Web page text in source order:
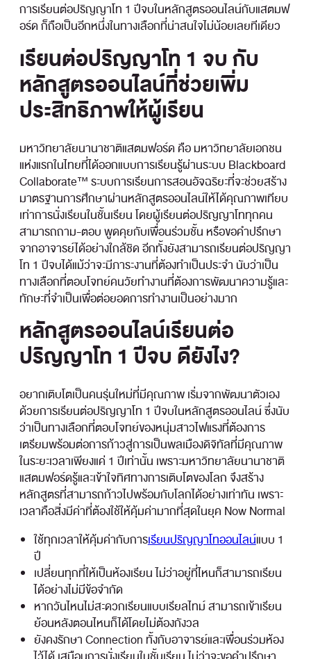
การเรียนต่อปริญญาโท 1 ปีจบในหลักสูตรออนไลน์กับแสตมฟ
อร์ด ก็ถือเป็นอีกหนึ่งในทางเลือกที่น่าสนใจไม่น้อยเลยทีเดียว
เรียนต่อปริญญาโท 1 จบ กับ
หลักสูตรออนไลน์ที่ช่วยเพิ่ม
ประสิทธิภาพให้ผู้เรียน
มหาวิทยาลัยนานาชาติแสตมฟอร์ด คือ มหาวิทยาลัยเอกชน
แห่งแรกในไทยที่ได้ออกแบบการเรียนรู้ผ่านระบบ Blackboard
Collaborate™ ระบบการเรียนการสอนอัจฉริยะที่จะช่วยสร้าง
มาตรฐานการศึกษาผ่านหลักสูตรออนไลน์ให้ได้คุณภาพเทียบ
เท่าการนั่งเรียนในชั้นเรียน โดยผู้เรียนต่อปริญญาโททุกคน
สามารถถาม-ตอบ พูดคุยกับเพื่อนร่วมชั้น หรือขอคำปรึกษา
จากอาจารย์ได้อย่างใกล้ชิด อีกทั้งยังสามารถเรียนต่อปริญญา
โท 1 ปีจบได้แม้ว่าจะมีภาระงานที่ต้องทำเป็นประจำ นับว่าเป็น
ทางเลือกที่ตอบโจทย์คนวัยทำงานที่ต้องการพัฒนาความรู้และ
ทักษะที่จำเป็นเพื่อต่อยอดการทำงานเป็นอย่างมาก
หลักสูตรออนไลน์เรียนต่อ
ปริญญาโท 1 ปีจบ ดียังไง?
อยากเติบโตเป็นคนรุ่นใหม่ที่มีคุณภาพ เริ่มจากพัฒนาตัวเอง
ด้วยการเรียนต่อปริญญาโท 1 ปีจบในหลักสูตรออนไลน์ ซึ่งนับ
ว่าเป็นทางเลือกที่ตอบโจทย์ของหนุ่มสาวไฟแรงที่ต้องการ
เตรียมพร้อมต่อการก้าวสู่การเป็นพลเมืองดิจิทัลที่มีคุณภาพ
ในระยะเวลาเพียงแค่ 1 ปีเท่านั้น เพราะมหาวิทยาลัยนานาชาติ
แสตมฟอร์ดรู้และเข้าใจทิศทางการเติบโตของโลก จึงสร้าง
หลักสูตรที่สามารถก้าวไปพร้อมกับโลกได้อย่างเท่าทัน เพราะ
เวลาคือสิ่งมีค่าที่ต้องใช้ให้คุ้มค่ามากที่สุดในยุค Now Normal
ใช้ทุกเวลาให้คุ้มค่ากับการเรียนปริญญาโทออนไลน์แบบ 1
ปี
เปลี่ยนทุกที่ให้เป็นห้องเรียน ไม่ว่าอยู่ที่ไหนก็สามารถเรียน
ได้อย่างไม่มีข้อจำกัด
หากวันไหนไม่สะดวกเรียนแบบเรียลไทม์ สามารถเข้าเรียน
ย้อนหลังตอนไหนก็ได้โดยไม่ต้องกังวล
ยังคงรักษา Connection ทั้งกับอาจารย์และเพื่อนร่วมห้อง